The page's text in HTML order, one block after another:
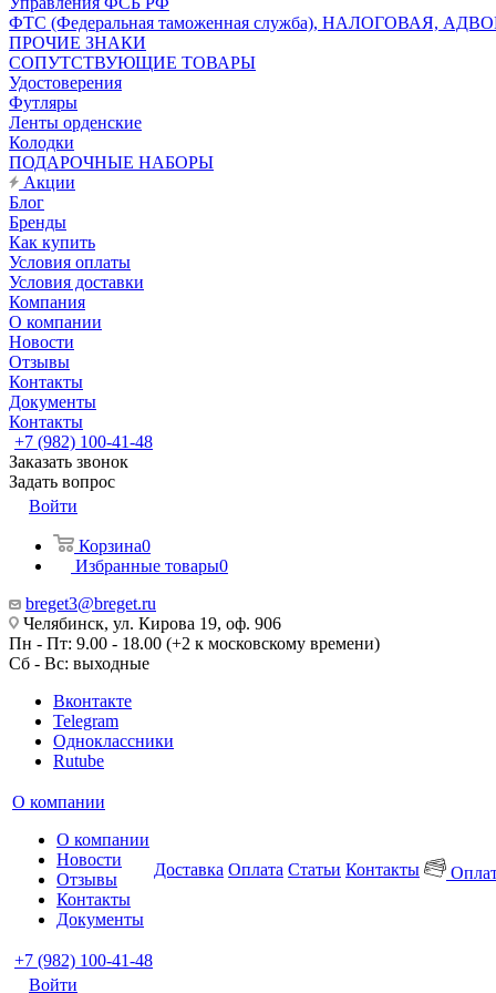
ФТС (Федеральная таможенная служба), НАЛОГОВАЯ,
ПРОЧИЕ ЗНАКИ
СОПУТСТВУЮЩИЕ ТОВАРЫ
Удостоверения
Футляры
Ленты орденские
Колодки
ПОДАРОЧНЫЕ НАБОРЫ
Акции
Блог
Бренды
Как купить
Условия оплаты
Условия доставки
Компания
О компании
Новости
Отзывы
Контакты
Документы
Контакты
+7 (982) 100-41-48
Заказать звонок
Задать вопрос
Войти
Корзина0
Избранные товары0
breget3@breget.ru
Челябинск, ул. Кирова 19, оф. 906
Пн - Пт: 9.00 - 18.00 (+2 к московскому времени)
Сб - Вс: выходные
Вконтакте
Telegram
Одноклассники
Rutube
О компании
О компании
Новости
Отзывы
Контакты
Документы
Доставка Оплата Статьи Контакты
+7 (982) 100-41-48
Войти